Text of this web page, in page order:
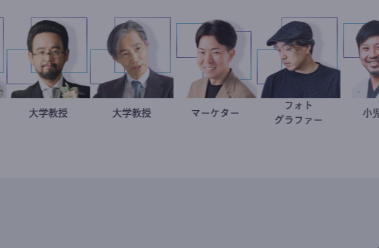
リスト
金谷一朗
大学教授 加藤忠史
大学教授 室谷良平
マーケター
グラファー